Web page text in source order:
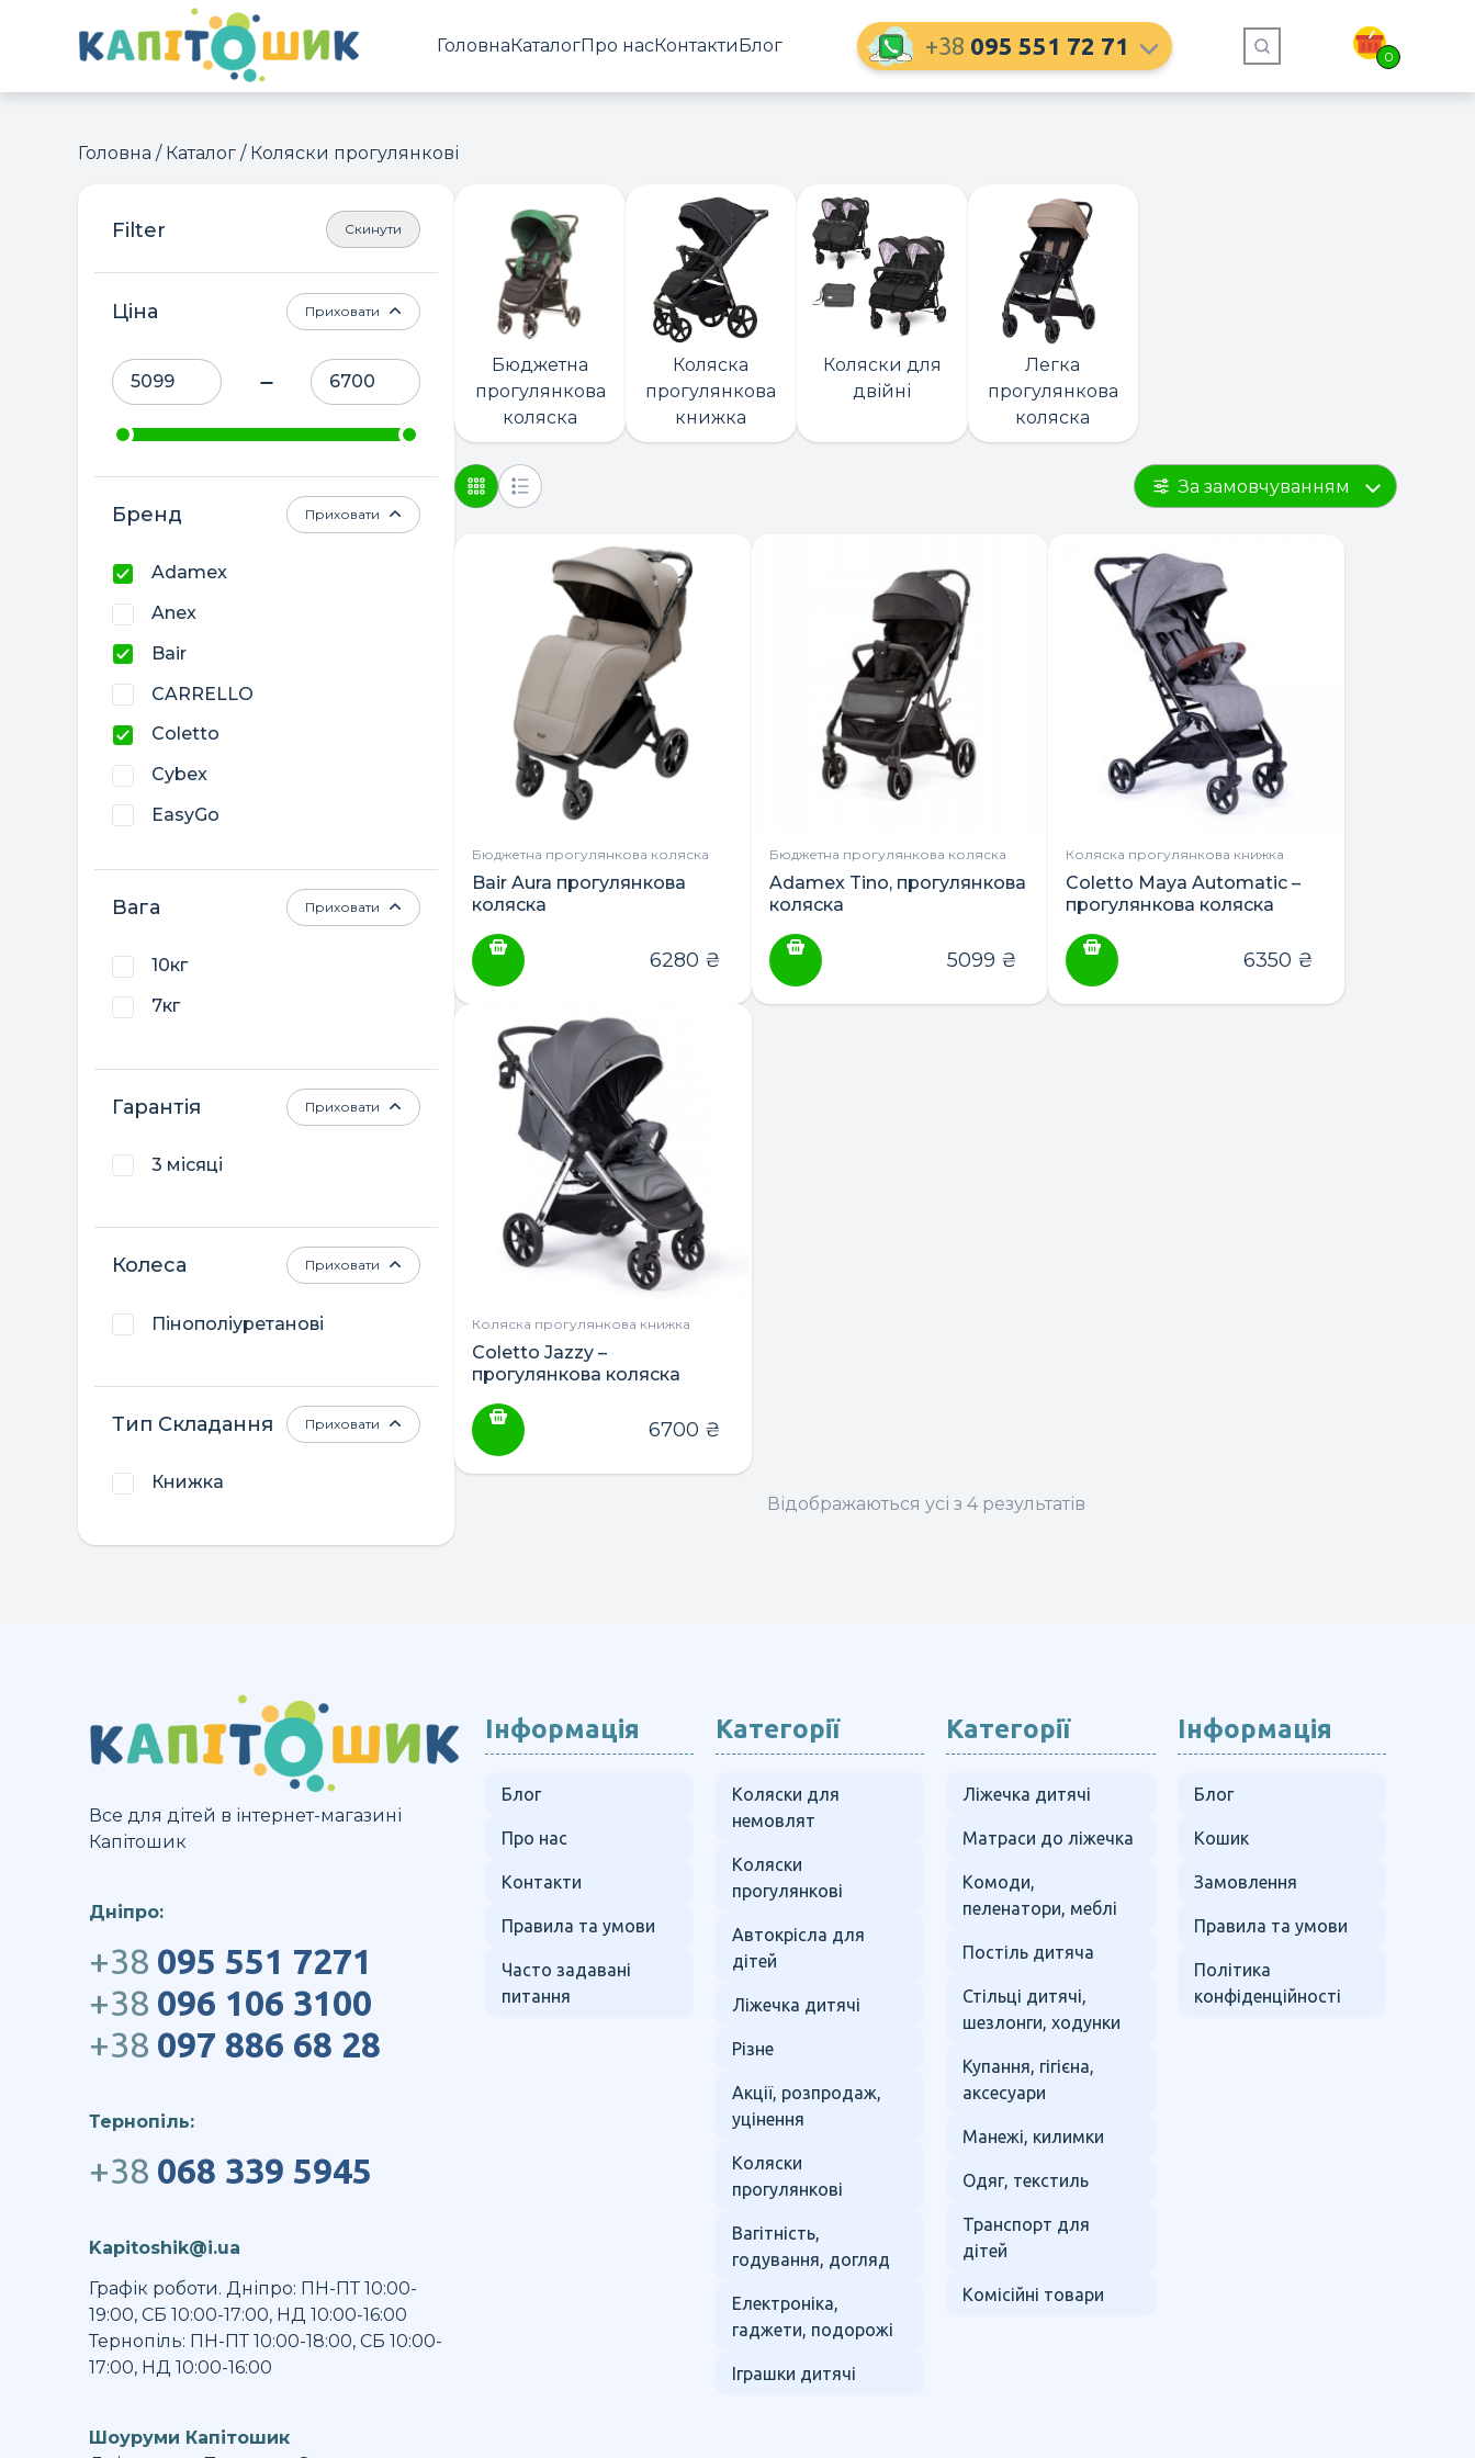
ГоловнаКаталогПро насКонтактиБлог +38 095 551 72 71 0
ПОШУК ТОВАРІВ:
Головна / Каталог / Коляски прогулянкові
Скинути
Ціна Приховати
Бренд
Adamex
Anex
Bair
CARRELLO
Coletto
Cybex
EasyGo
Приховати
Вага
10кг
7кг
Приховати
Гарантія
3 місяці
Приховати
Колеса
Пінополіуретанові
Приховати
Тип Складання
Книжка
Приховати
Бюджетна
прогулянкова
коляска
Коляска
прогулянкова
книжка
Коляски для
двійні
Легка
прогулянкова
коляска
За замовчуванням
Бюджетна прогулянкова коляска
Bair Aura прогулянкова
коляска
6280 ₴
Бюджетна прогулянкова коляска
Adamex Tino, прогулянкова
коляска
5099 ₴
Коляска прогулянкова книжка
Coletto Maya Automatic –
прогулянкова коляска
6350 ₴
Коляска прогулянкова книжка
Coletto Jazzy –
прогулянкова коляска
6700 ₴
Відображаються усі з 4 результатів
Все для дітей в інтернет-магазині
Капітошик
Дніпро:
+38 095 551 7271
+38 096 106 3100
+38 097 886 68 28
Тернопіль:
+38 068 339 5945
Kapitoshik@i.ua
Графік роботи. Дніпро: ПН-ПТ 10:00-
19:00, СБ 10:00-17:00, НД 10:00-16:00
Тернопіль: ПН-ПТ 10:00-18:00, СБ 10:00-
17:00, НД 10:00-16:00
Шоуруми Капітошик
Інформація
Блог
Про нас
Контакти
Правила та умови
Часто задавані
питання
Категорії
Коляски для
немовлят
Коляски
прогулянкові
Автокрісла для
дітей
Ліжечка дитячі
Різне
Акції, розпродаж,
уцінення
Коляски
прогулянкові
Вагітність,
годування, догляд
Електроніка,
гаджети, подорожі
Іграшки дитячі
Категорії
Ліжечка дитячі
Матраси до ліжечка
Комоди,
пеленатори, меблі
Постіль дитяча
Стільці дитячі,
шезлонги, ходунки
Купання, гігієна,
аксесуари
Манежі, килимки
Одяг, текстиль
Транспорт для
дітей
Комісійні товари
Інформація
Блог
Кошик
Замовлення
Правила та умови
Політика
конфіденційності